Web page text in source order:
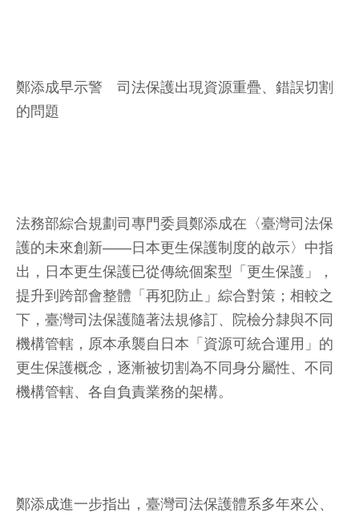
鄭添成早示警 司法保護出現資源重疊、錯誤切割
的問題
法務部綜合規劃司專門委員鄭添成在〈臺灣司法保
護的未來創新——日本更生保護制度的啟示〉中指
出，日本更生保護已從傳統個案型「更生保護」，
提升到跨部會整體「再犯防止」綜合對策；相較之
下，臺灣司法保護隨著法規修訂、院檢分隸與不同
機構管轄，原本承襲自日本「資源可統合運用」的
更生保護概念，逐漸被切割為不同身分屬性、不同
機構管轄、各自負責業務的架構。
鄭添成進一步指出，臺灣司法保護體系多年來公、